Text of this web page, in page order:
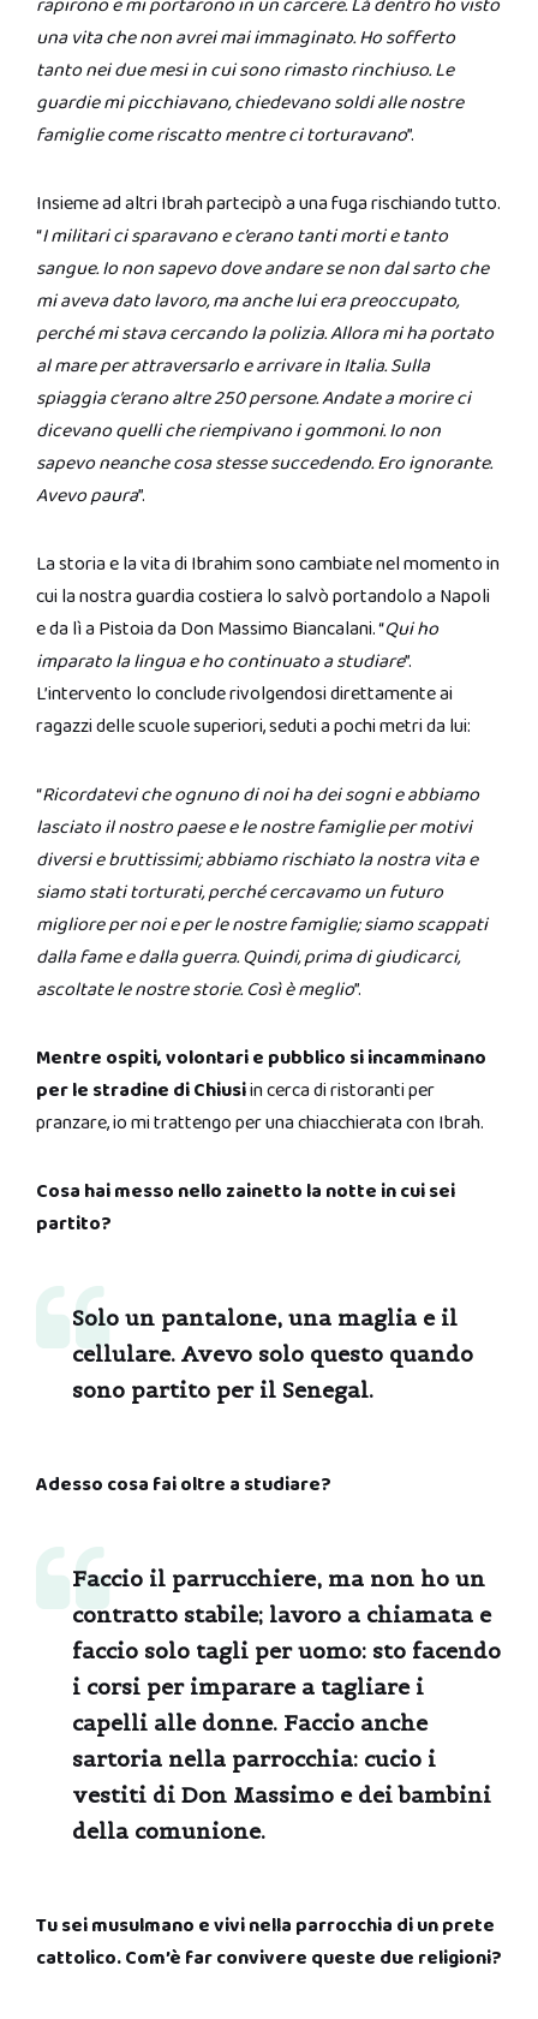
una vita che non avrei mai immaginato. Ho sofferto
tanto nei due mesi in cui sono rimasto rinchiuso. Le
guardie mi picchiavano, chiedevano soldi alle nostre
famiglie come riscatto mentre ci torturavano”.
Insieme ad altri Ibrah partecipò a una fuga rischiando tutto.
“I militari ci sparavano e c’erano tanti morti e tanto
sangue. Io non sapevo dove andare se non dal sarto che
mi aveva dato lavoro, ma anche lui era preoccupato,
perché mi stava cercando la polizia. Allora mi ha portato
al mare per attraversarlo e arrivare in Italia. Sulla
spiaggia c’erano altre 250 persone. Andate a morire ci
dicevano quelli che riempivano i gommoni. Io non
sapevo neanche cosa stesse succedendo. Ero ignorante.
Avevo paura”.
La storia e la vita di Ibrahim sono cambiate nel momento in
cui la nostra guardia costiera lo salvò portandolo a Napoli
e da lì a Pistoia da Don Massimo Biancalani. “Qui ho
imparato la lingua e ho continuato a studiare”.
L’intervento lo conclude rivolgendosi direttamente ai
ragazzi delle scuole superiori, seduti a pochi metri da lui:
“Ricordatevi che ognuno di noiha dei sogni e abbiamo
lasciato il nostro paese e le nostre famiglie per motivi
diversi e bruttissimi; abbiamo rischiato la nostra vita e
siamo stati torturati, perché cercavamo un futuro
migliore per noi e per le nostre famiglie; siamo scappati
dalla fame e dalla guerra. Quindi, prima di giudicarci,
ascoltate le nostre storie. Così è meglio”.
Mentre ospiti, volontari e pubblico si incamminano
per le stradine di Chiusiin cerca di ristoranti per
pranzare, io mi trattengo per una chiacchierata con Ibrah.
Cosa hai messo nello zainetto la notte in cui sei
partito?
Solo un pantalone, una maglia e il
cellulare. Avevo solo questo quando
sono partito per il Senegal.
Adesso cosa fai oltre a studiare?
Faccio il parrucchiere, ma non ho un
contratto stabile; lavoro a chiamata e
faccio solo tagli per uomo: sto facendo
i corsi per imparare a tagliare i
capelli alle donne. Faccio anche
sartoria nella parrocchia: cucio i
vestiti di Don Massimo e dei bambini
della comunione.
Tu sei musulmano e vivi nella parrocchia di un prete
cattolico. Com’è far convivere queste due religioni?